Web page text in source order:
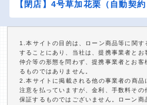
【閉店】4号草加花栗（自動契約
1.本サイトの目的は、ローン商品等に関す
することにあり、当社は、提携事業者とお
仲介等の形態を問わず、提携事業者とお
るものではありません。
2.本サイトに掲載される他の事業者の商品
注意を払っていますが、金利、手数料そ
保証するものではございません。ローン